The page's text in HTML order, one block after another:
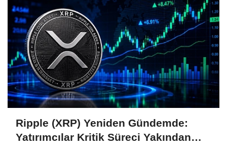
Ripple (XRP) Yeniden Gündemde:
Yatırımcılar Kritik Süreci Yakından